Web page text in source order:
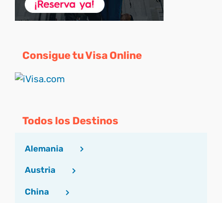
Consigue tu Visa Online
Todos los Destinos
Alemania
Austria
China